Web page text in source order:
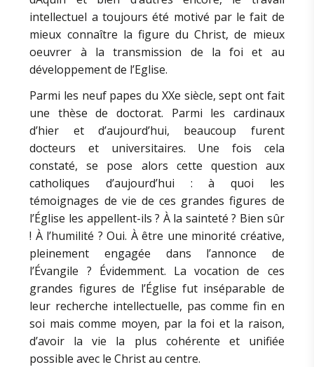
intellectuel a toujours été motivé par le fait de
mieux connaître la figure du Christ, de mieux
oeuvrer à la transmission de la foi et au
développement de l’Eglise.
Parmi les neuf papes du XXe siècle, sept ont fait
une thèse de doctorat. Parmi les cardinaux
d’hier et d’aujourd’hui, beaucoup furent
docteurs et universitaires. Une fois cela
constaté, se pose alors cette question aux
catholiques d’aujourd’hui : à quoi les
témoignages de vie de ces grandes figures de
l’Église les appellent-ils ? À la sainteté ? Bien sûr
! À l’humilité ? Oui. À être une minorité créative,
pleinement engagée dans l’annonce de
l’Évangile ? Évidemment. La vocation de ces
grandes figures de l’Église fut inséparable de
leur recherche intellectuelle, pas comme fin en
soi mais comme moyen, par la foi et la raison,
d’avoir la vie la plus cohérente et unifiée
possible avec le Christ au centre.